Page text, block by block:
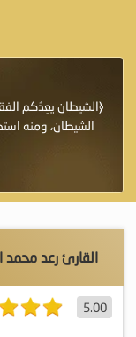
الشيطان، ومنه
القارئ رعد محمد
5.00